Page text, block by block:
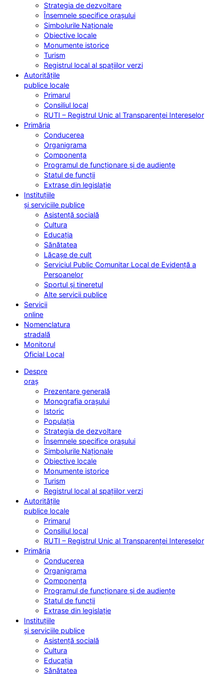
Strategia de dezvoltare
Însemnele specifice orașului
Simbolurile Naționale
Obiective locale
Monumente istorice
Turism
Registrul local al spațiilor verzi
Autoritățile
publice locale
Primarul
Consiliul local
RUTI – Registrul Unic al Transparenței Intereselor
Primăria
Conducerea
Organigrama
Componența
Programul de funcționare și de audiențe
Statul de funcții
Extrase din legislație
Instituțiile
și serviciile publice
Asistență socială
Cultura
Educația
Sănătatea
Lăcașe de cult
Serviciul Public Comunitar Local de Evidență a
Persoanelor
Sportul și tineretul
Alte servicii publice
Servicii
online
Nomenclatura
stradală
Monitorul
Oficial Local
Despre
oraș
Prezentare generală
Monografia orașului
Istoric
Populația
Strategia de dezvoltare
Însemnele specifice orașului
Simbolurile Naționale
Obiective locale
Monumente istorice
Turism
Registrul local al spațiilor verzi
Autoritățile
publice locale
Primarul
Consiliul local
RUTI – Registrul Unic al Transparenței Intereselor
Primăria
Conducerea
Organigrama
Componența
Programul de funcționare și de audiențe
Statul de funcții
Extrase din legislație
Instituțiile
și serviciile publice
Asistență socială
Cultura
Educația
Sănătatea